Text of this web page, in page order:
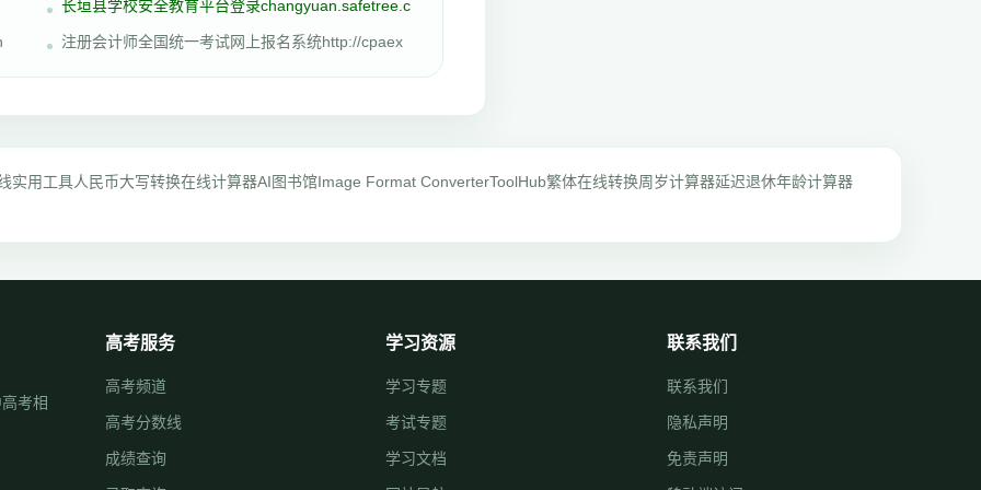
长垣县学校安全教育平台登录changyuan.safetree.c
注册会计师全国统一考试网上报名系统http://cpaex
实用工具人民币大写转换在线计算器AI图书馆Image Format ConverterToolHub繁体在线转换周岁计算器延迟退休年龄计算器
考相
高考服务
高考频道
高考分数线
成绩查询
学习资源
学习专题
考试专题
学习文档
联系我们
联系我们
隐私声明
免责声明